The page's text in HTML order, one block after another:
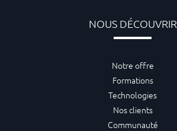
NOUS DÉCOUVRIR
Notre offre
Formations
Technologies
Nos clients
Communauté